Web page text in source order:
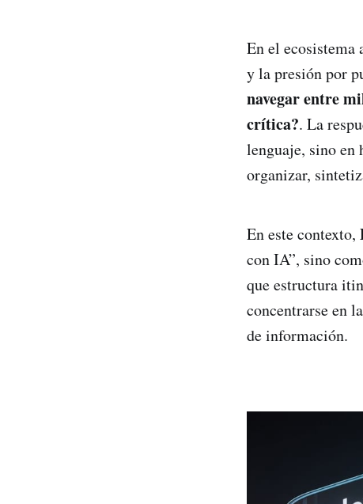
En el ecosistema
y la presión por
navegar entre
crítica?. La
lenguaje, sino en
organizar,
En este contexto,
con IA”, sino
que estructura
concentrarse en
de información.